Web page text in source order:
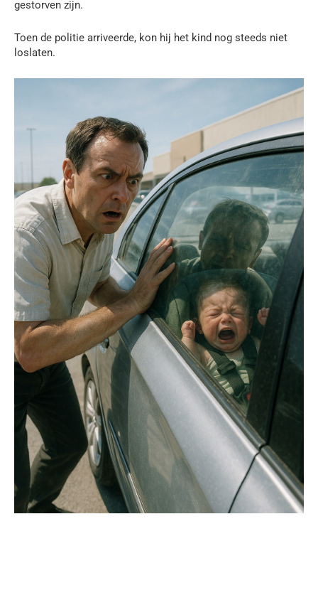
gestorven zijn.
Toen de politie arriveerde, kon hij het kind nog steeds niet
loslaten.